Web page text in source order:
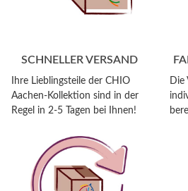
SCHNELLER VERSAND
Ihre Lieblingsteile der CHIO
Aachen-Kollektion sind in der
Regel in 2-5 Tagen bei Ihnen!
Die